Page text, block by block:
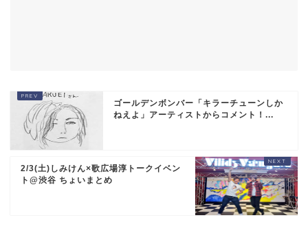
ゴールデンボンバー「キラーチューンしか
ねえよ」アーティストからコメント！...
2/3(土)しみけん×歌広場淳トークイベン
ト@渋谷 ちょいまとめ